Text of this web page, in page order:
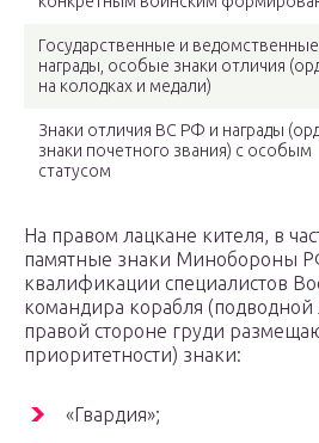
Государственные и ведомственные
награды, особые знаки отличия
на колодках и медали)
Знаки отличия ВС РФ и награды
знаки почетного звания) с особым
статусом
На правом лацкане кителя, в
памятные знаки Минобороны
квалификации специалистов
командира корабля (подводной
правой стороне груди
приоритетности) знаки:
«Гвардия»;